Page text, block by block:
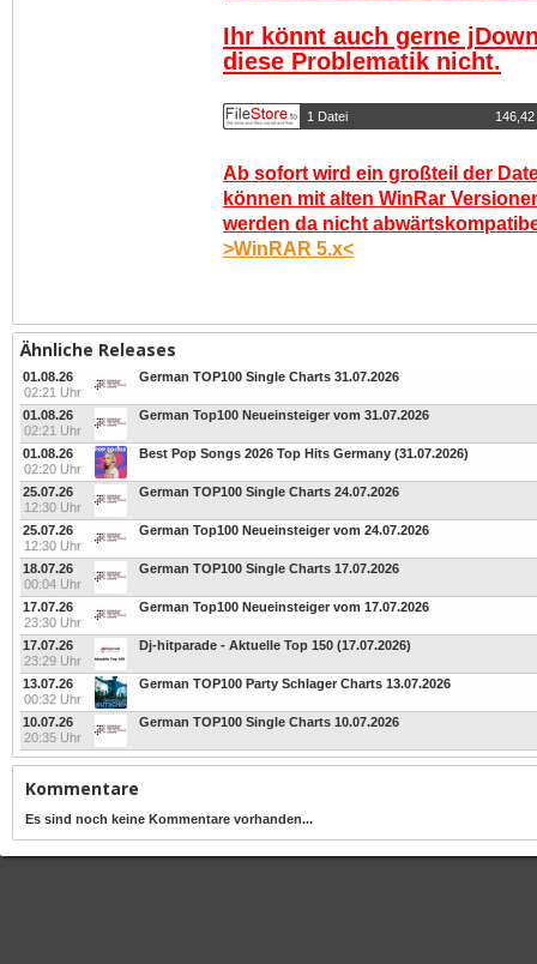
Ihr könnt auch gerne
diese Problematik nicht.
1 Datei
Ab sofort wird ein großteil der
können mit alten WinRar
werden da nicht
>WinRAR 5.x<
Ähnliche Releases
01.08.26
02:21 Uhr
German TOP100 Single Charts 31.07.2026
01.08.26
02:21 Uhr
German Top100 Neueinsteiger vom 31.07.2026
01.08.26
02:20 Uhr
Best Pop Songs 2026 Top Hits Germany (31.07.2026)
25.07.26
12:30 Uhr
German TOP100 Single Charts 24.07.2026
25.07.26
12:30 Uhr
German Top100 Neueinsteiger vom 24.07.2026
18.07.26
00:04 Uhr
German TOP100 Single Charts 17.07.2026
17.07.26
23:30 Uhr
German Top100 Neueinsteiger vom 17.07.2026
17.07.26
23:29 Uhr
Dj-hitparade - Aktuelle Top 150 (17.07.2026)
13.07.26
00:32 Uhr
German TOP100 Party Schlager Charts 13.07.2026
10.07.26
20:35 Uhr
German TOP100 Single Charts 10.07.2026
Kommentare
Es sind noch keine Kommentare vorhanden...